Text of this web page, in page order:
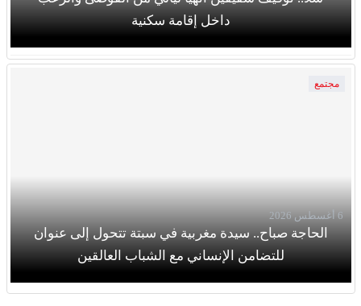
داخل إقامة سكنية
مجتمع
الحاجة صباح.. سيدة مغربية في سبتة تتحول إلى عنوان
للتضامن الإنساني مع الشباب العالقين
6 أغسطس 2026